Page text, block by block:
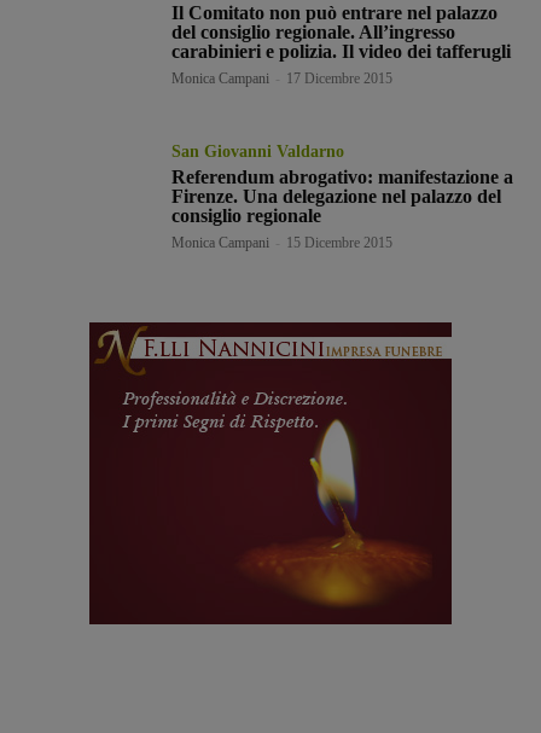
Il Comitato non può entrare nel palazzo
del consiglio regionale. All’ingresso
carabinieri e polizia. Il video dei tafferugli
Monica Campani 17 Dicembre 2015
San Giovanni Valdarno
Referendum abrogativo: manifestazione a
Firenze. Una delegazione nel palazzo del
consiglio regionale
Monica Campani 15 Dicembre 2015